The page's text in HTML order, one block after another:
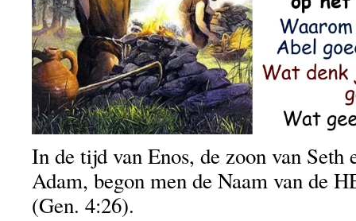
In de tijd van Enos, de zoon van Seth
Adam, begon men de Naam van de
(Gen. 4:26).